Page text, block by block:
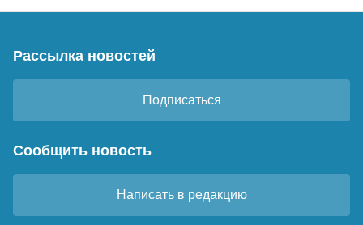
Рассылка новостей
Подписаться
Сообщить новость
Написать в редакцию